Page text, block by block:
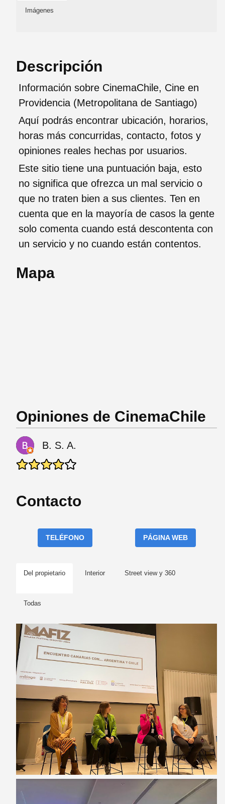
Imágenes
Descripción
Información sobre CinemaChile, Cine en
Providencia (Metropolitana de Santiago)
Aquí podrás encontrar ubicación, horarios,
horas más concurridas, contacto, fotos y
opiniones reales hechas por usuarios.
Este sitio tiene una puntuación baja, esto
no significa que ofrezca un mal servicio o
que no traten bien a sus clientes. Ten en
cuenta que en la mayoría de casos la gente
solo comenta cuando está descontenta con
un servicio y no cuando están contentos.
Mapa
Opiniones de CinemaChile
B. S. A.
Contacto
TELÉFONO PÁGINA WEB
Del propietario Interior Street view y 360
Todas